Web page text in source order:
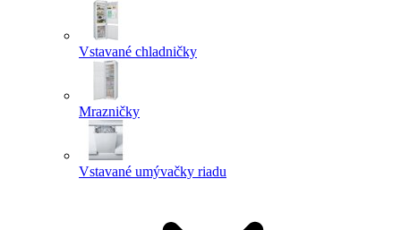
Vstavané chladničky
Mrazničky
Vstavané umývačky riadu